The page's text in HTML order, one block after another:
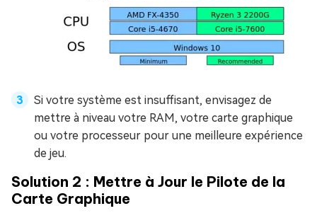
Si votre système est insuffisant, envisagez de
mettre à niveau votre RAM, votre carte graphique
ou votre processeur pour une meilleure expérience
de jeu.
Solution 2 : Mettre à Jour le Pilote de la
Carte Graphique